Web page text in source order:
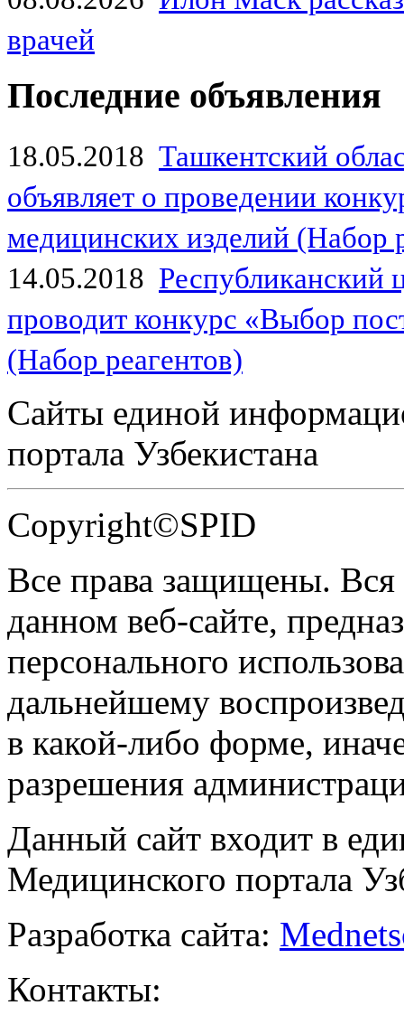
врачей
Последние объявления
18.05.2018 Ташкентский
объявляет о проведении
медицинских изделий (Набор
14.05.2018
проводит конкурс «Выбор
(Набор реагентов)
Сайты единой
портала Узбекистана
Copyright©SPID
Все права защищены.
данном веб-сайте,
персонального
дальнейшему
в какой-либо форме,
разрешения
Данный сайт входит в
Медицинского портала
Разработка сайта:
Контакты: